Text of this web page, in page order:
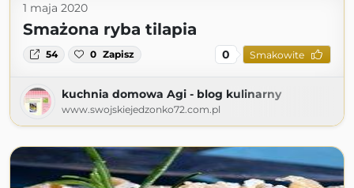
1 maja 2020
Smażona ryba tilapia
54 0 Zapisz 0 Smakowite
kuchnia domowa Agi - blog kulinarny
www.swojskiejedzonko72.com.pl